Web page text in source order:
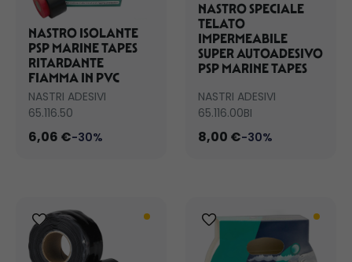
NASTRO ISOLANTE
PSP MARINE TAPES
RITARDANTE
FIAMMA IN PVC
NASTRI ADESIVI
65.116.50
6,06 €-30%
NASTRO SPECIALE
TELATO
IMPERMEABILE
SUPER AUTOADESIVO
PSP MARINE TAPES
NASTRI ADESIVI
65.116.00BI
8,00 €-30%